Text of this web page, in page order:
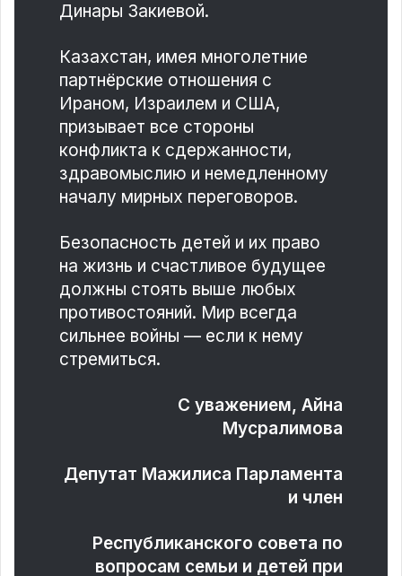
Динары Закиевой.
Казахстан, имея многолетние
партнёрские отношения с
Ираном, Израилем и США,
призывает все стороны
конфликта к сдержанности,
здравомыслию и немедленному
началу мирных переговоров.
Безопасность детей и их право
на жизнь и счастливое будущее
должны стоять выше любых
противостояний. Мир всегда
сильнее войны — если к нему
стремиться.
С уважением, Айна
Мусралимова
Депутат Мажилиса Парламента
и член
Республиканского совета по
вопросам семьи и детей при